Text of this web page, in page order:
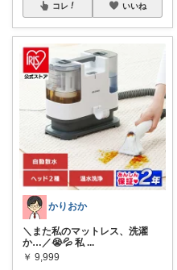
コレ いいね
かりおか
＼また私のマットレス、洗濯
か…／😭💦 私 ...
￥ 9,999